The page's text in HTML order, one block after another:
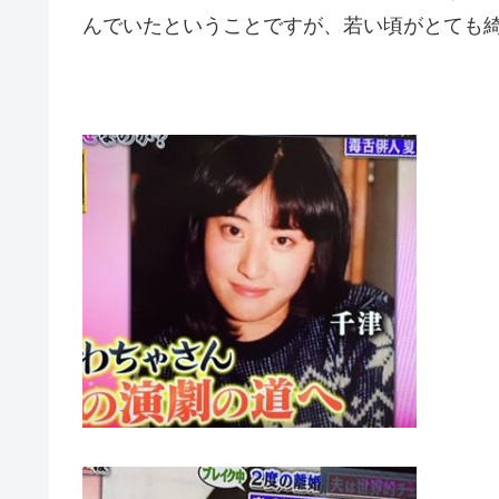
んでいたということですが、若い頃がとても